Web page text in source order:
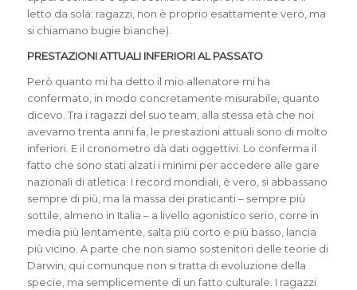
letto da sola: ragazzi, non è proprio esattamente vero, ma
si chiamano bugie bianche).
PRESTAZIONI ATTUALI INFERIORI AL PASSATO
Però quanto mi ha detto il mio allenatore mi ha
confermato, in modo concretamente misurabile, quanto
dicevo. Tra i ragazzi del suo team, alla stessa età che noi
avevamo trenta anni fa, le prestazioni attuali sono di molto
inferiori. E il cronometro dà dati oggettivi. Lo conferma il
fatto che sono stati alzati i minimi per accedere alle gare
nazionali di atletica. I record mondiali, è vero, si abbassano
sempre di più, ma la massa dei praticanti – sempre più
sottile, almeno in Italia – a livello agonistico serio, corre in
media più lentamente, salta più corto e più basso, lancia
più vicino. A parte che non siamo sostenitori delle teorie di
Darwin, qui comunque non si tratta di evoluzione della
specie, ma semplicemente di un fatto culturale. I ragazzi